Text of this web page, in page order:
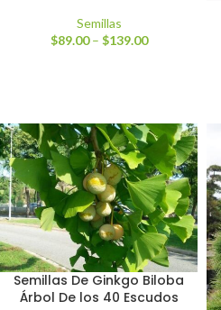
Semillas
$89.00 – $139.00
Semillas De Ginkgo Biloba
Árbol De los 40 Escudos